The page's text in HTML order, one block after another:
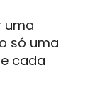
uma
só uma
cada